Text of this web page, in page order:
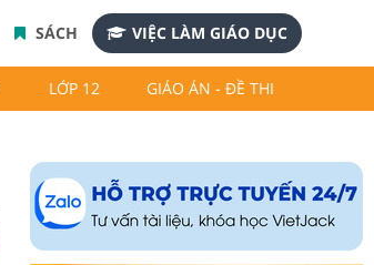
SÁCH VIỆC LÀM GIÁO DỤC
LỚP 12 GIÁO ÁN - ĐỀ THI